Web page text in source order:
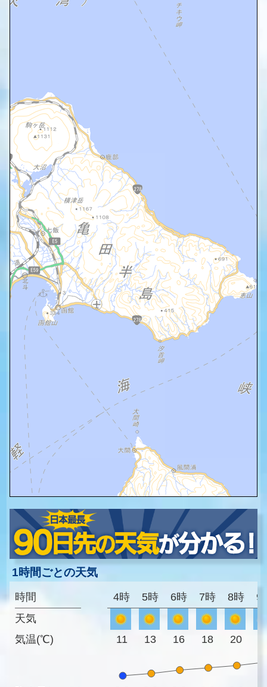
1時間ごとの天気
時間
天気
気温(℃)
4時 5時 6時 7時 8時 9
11 13 16 18 20